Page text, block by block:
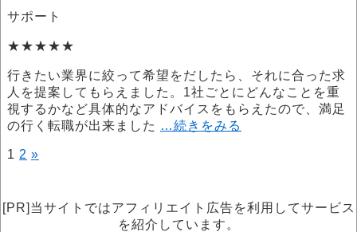
サポート
★★★★★
行きたい業界に絞って希望をだしたら、それに合った求
人を提案してもらえました。1社ごとにどんなことを重
視するかなど具体的なアドバイスをもらえたので、満足
の行く転職が出来ました …続きをみる
投
の
1 2 »
[PR]当サイトではアフィリエイト広告を利用してサービス
を紹介しています。